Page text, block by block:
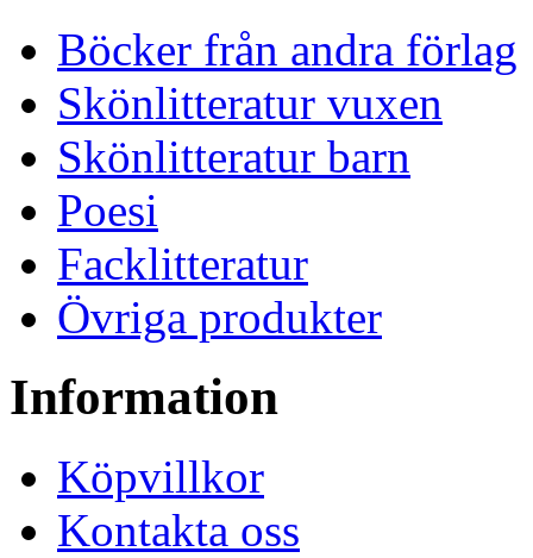
Böcker från andra förlag
Skönlitteratur vuxen
Skönlitteratur barn
Poesi
Facklitteratur
Övriga produkter
Information
Köpvillkor
Kontakta oss